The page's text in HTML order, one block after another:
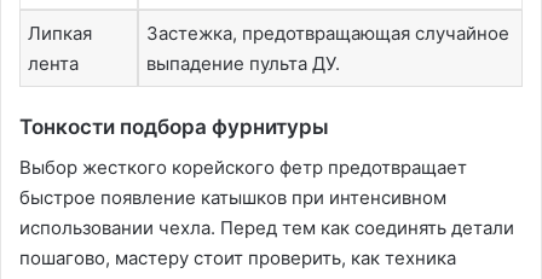
Липкая
лента
Застежка, предотвращающая случайное
выпадение пульта ДУ.
Тонкости подбора фурнитуры
Выбор жесткого корейского фетр предотвращает
быстрое появление катышков при интенсивном
использовании чехла. Перед тем как соединять детали
пошагово, мастеру стоит проверить, как техника